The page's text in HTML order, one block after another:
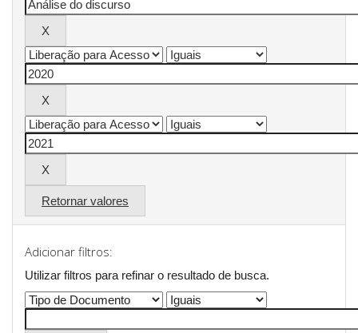
Retornar valores
Adicionar filtros:
Utilizar filtros para refinar o resultado de busca.